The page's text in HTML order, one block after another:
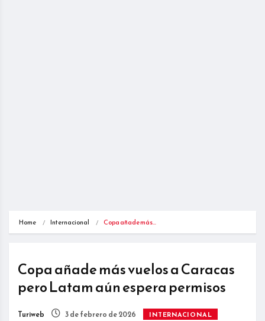
Home Internacional Copa añade más…
Copa añade más vuelos a Caracas
pero Latam aún espera permisos
Turiweb 3 de febrero de 2026 INTERNACIONAL